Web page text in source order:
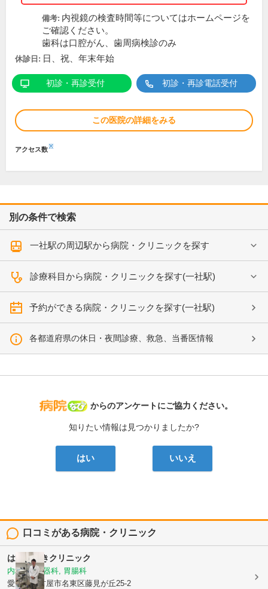
備考: 内視鏡の検査時間等についてはホームページを
ご確認ください。
歯科は口腔がん、歯周病検診のみ
休診日: 日、祝、年末年始
初診・再診受付 初診・再診電話受付
この医院の詳細をみる
アクセス数※
別の条件で検索
一社駅の周辺駅から病院・クリニックを探す
診療科目から病院・クリニックを探す(一社駅)
予約ができる病院・クリニックを探す(一社駅)
各都道府県の休日・夜間診療、救急、当番医情報
病院なび
からのアンケートにご協力ください。
知りたい情報は見つかりましたか?
はい いいえ
口コミがある病院・クリニック
はなみずきクリニック
内科, 消化器科, 胃腸科
愛知県名古屋市名東区藤見が丘25-2